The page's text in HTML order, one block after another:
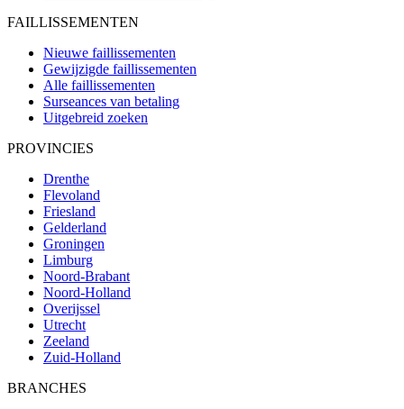
FAILLISSEMENTEN
Nieuwe faillissementen
Gewijzigde faillissementen
Alle faillissementen
Surseances van betaling
Uitgebreid zoeken
PROVINCIES
Drenthe
Flevoland
Friesland
Gelderland
Groningen
Limburg
Noord-Brabant
Noord-Holland
Overijssel
Utrecht
Zeeland
Zuid-Holland
BRANCHES